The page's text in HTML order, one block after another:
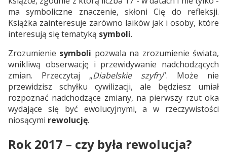
ma symboliczne znaczenie, skłoni Cię do refleksji.
Książka zainteresuje zarówno laików jak i osoby, które
interesują się tematyką symboli.
Zrozumienie symboli pozwala na zrozumienie świata,
wnikliwą obserwację i przewidywanie nadchodzących
zmian. Przeczytaj „Diabelskie szyfry”. Może nie
przewidzisz schyłku cywilizacji, ale będziesz umiał
rozpoznać nadchodzące zmiany, na pierwszy rzut oka
wydające się być ewolucyjnymi, a w rzeczywistości
niosącymi rewolucję.
Rok 2017 – czy była rewolucja?